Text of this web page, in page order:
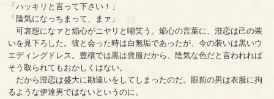
「ハッキリと言って下さい！」
「陰気になっちまって、まァ」
可哀想になァと焔心がニヤリと嘲笑う。焔心の言葉に、澄恋は己の装
いを見下ろした。彼と会った時は白無垢であったが、今の装いは黒いウ
エディングドレス。豊穣では黒は喪服だから、陰気な色だと言われれば
そう取られてもおかしくはない。
だから澄恋は盛大に勘違いをしてしまったのだ。眼前の男は衣服に拘
るような伊達男ではないというのに。